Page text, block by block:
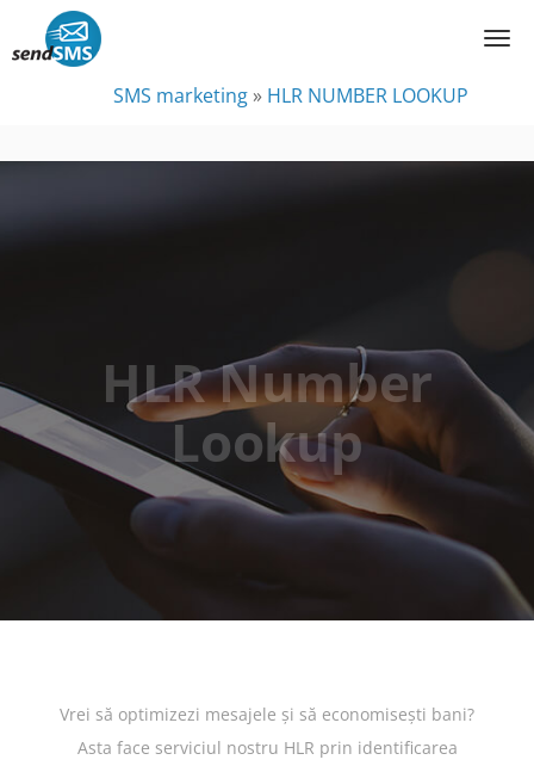
SMS marketing » HLR NUMBER LOOKUP
HLR Number
Lookup
Vrei să optimizezi mesajele şi să economiseşti bani?
Asta face serviciul nostru HLR prin identificarea